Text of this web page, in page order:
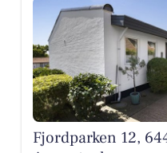
Fjordparken 12,